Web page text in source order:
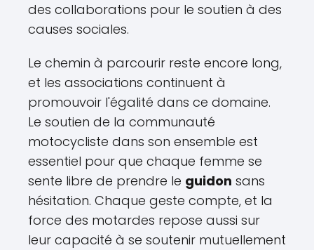
des collaborations pour le soutien à des
causes sociales.
Le chemin à parcourir reste encore long,
et les associations continuent à
promouvoir l'égalité dans ce domaine.
Le soutien de la communauté
motocycliste dans son ensemble est
essentiel pour que chaque femme se
sente libre de prendre le guidon sans
hésitation. Chaque geste compte, et la
force des motardes repose aussi sur
leur capacité à se soutenir mutuellement